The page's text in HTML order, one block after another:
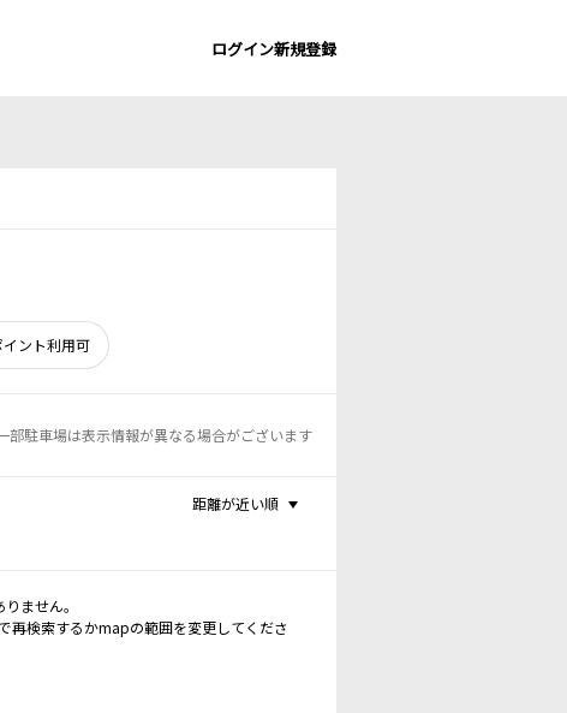
ログイン新規登録
ント利用可
部駐車場は表示情報が異なる場合がございます
距離が近い順
ません。
再検索するかmapの範囲を変更してくださ